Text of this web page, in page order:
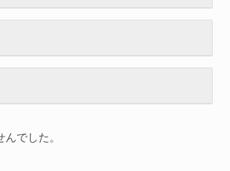
でした。